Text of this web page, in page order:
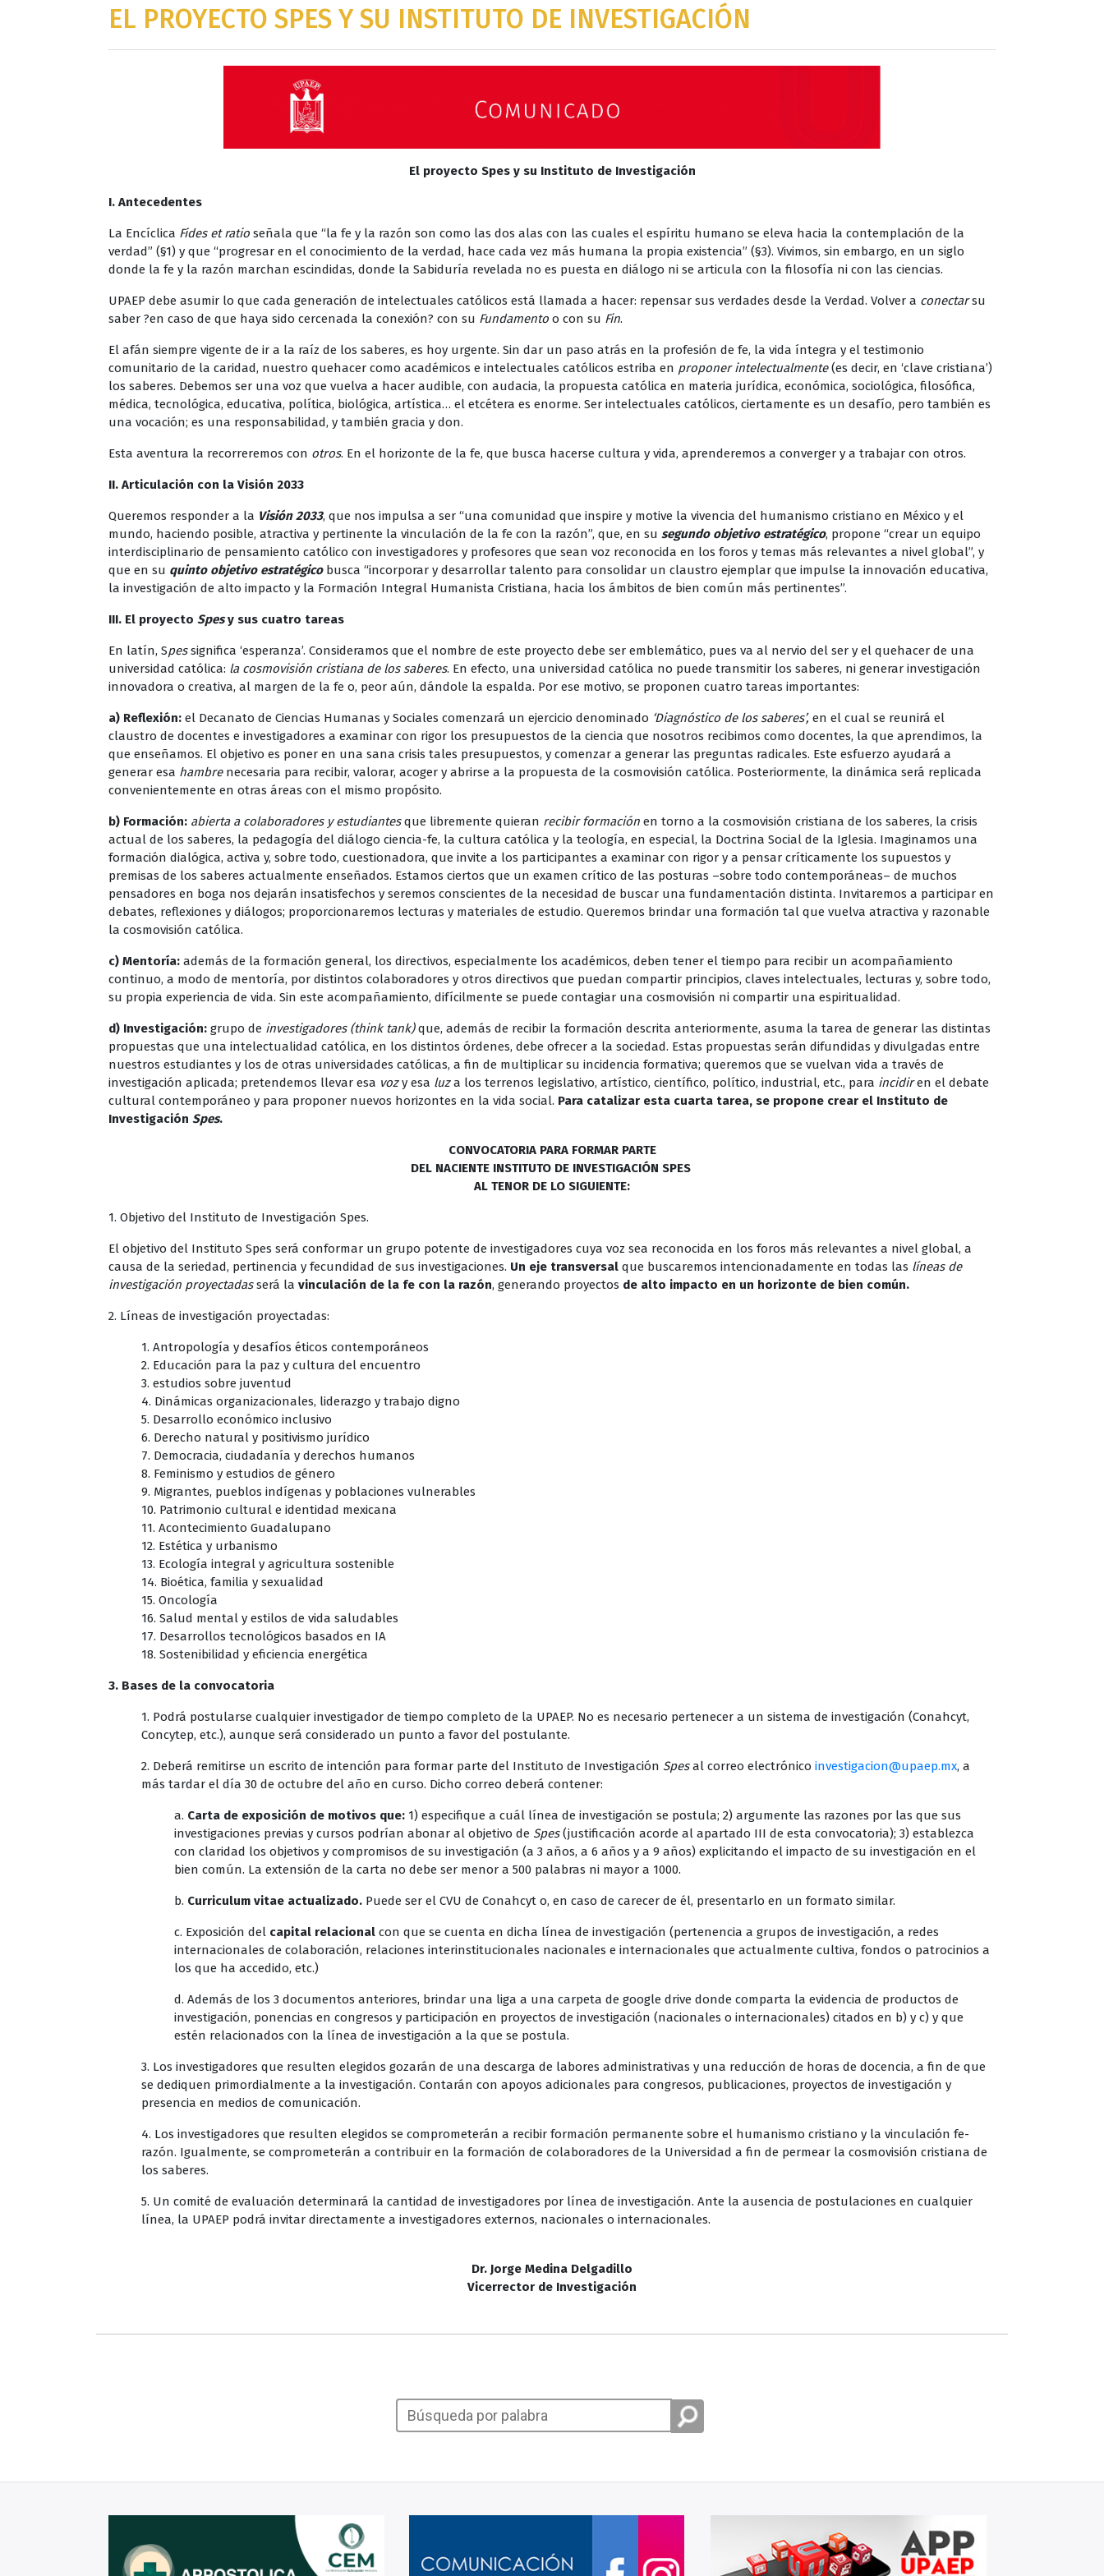
EL PROYECTO SPES Y SU INSTITUTO DE INVESTIGACIÓN
El proyecto Spes y su Instituto de Investigación
I. Antecedentes
La Encíclica Fides et ratio señala que “la fe y la razón son como las dos alas con las cuales el espíritu humano se eleva hacia la contemplación de la
verdad” (§1) y que “progresar en el conocimiento de la verdad, hace cada vez más humana la propia existencia” (§3). Vivimos, sin embargo, en un siglo
donde la fe y la razón marchan escindidas, donde la Sabiduría revelada no es puesta en diálogo ni se articula con la filosofía ni con las ciencias.
UPAEP debe asumir lo que cada generación de intelectuales católicos está llamada a hacer: repensar sus verdades desde la Verdad. Volver a conectarsu
saber ?en caso de que haya sido cercenada la conexión? con su Fundamento o con su Fin.
El afán siempre vigente de ir a la raíz de los saberes, es hoy urgente. Sin dar un paso atrás en la profesión de fe, la vida íntegra y el testimonio
comunitario de la caridad, nuestro quehacer como académicos e intelectuales católicos estriba en proponer intelectualmente(es decir, en ‘clave cristiana’)
los saberes. Debemos ser una voz que vuelva a hacer audible, con audacia, la propuesta católica en materia jurídica, económica, sociológica, filosófica,
médica, tecnológica, educativa, política, biológica, artística… el etcétera es enorme. Ser intelectuales católicos, ciertamente es un desafío, pero también es
una vocación; es una responsabilidad, y también gracia y don.
Esta aventura la recorreremos con otros. En el horizonte de la fe, que busca hacerse cultura y vida, aprenderemos a converger y a trabajar con otros.
II. Articulación con la Visión 2033
Queremos responder a la Visión 2033, que nos impulsa a ser “una comunidad que inspire y motive la vivencia del humanismo cristiano en México y el
mundo, haciendo posible, atractiva y pertinente la vinculación de la fe con la razón”, que, en su segundo objetivo estratégico, propone “crear un equipo
interdisciplinario de pensamiento católico con investigadores y profesores que sean voz reconocida en los foros y temas más relevantes a nivel global”, y
que en su quinto objetivo estratégicobusca “incorporar y desarrollar talento para consolidar un claustro ejemplar que impulse la innovación educativa,
la investigación de alto impacto y la Formación Integral Humanista Cristiana, hacia los ámbitos de bien común más pertinentes”.
III. El proyecto Spesy sus cuatro tareas
En latín, Spessignifica ‘esperanza’. Consideramos que el nombre de este proyecto debe ser emblemático, pues va al nervio del ser y el quehacer de una
universidad católica: la cosmovisión cristiana de los saberes. En efecto, una universidad católica no puede transmitir los saberes, ni generar investigación
innovadora o creativa, al margen de la fe o, peor aún, dándole la espalda. Por ese motivo, se proponen cuatro tareas importantes:
a) Reflexión: el Decanato de Ciencias Humanas y Sociales comenzará un ejercicio denominado ‘Diagnóstico de los saberes’, en el cual se reunirá el
claustro de docentes e investigadores a examinar con rigor los presupuestos de la ciencia que nosotros recibimos como docentes, la que aprendimos, la
que enseñamos. El objetivo es poner en una sana crisis tales presupuestos, y comenzar a generar las preguntas radicales. Este esfuerzo ayudará a
generar esa hambre necesaria para recibir, valorar, acoger y abrirse a la propuesta de la cosmovisión católica. Posteriormente, la dinámica será replicada
convenientemente en otras áreas con el mismo propósito.
b) Formación: abierta a colaboradores y estudiantesque libremente quieran recibir formación en torno a la cosmovisión cristiana de los saberes, la crisis
actual de los saberes, la pedagogía del diálogo ciencia-fe, la cultura católica y la teología, en especial, la Doctrina Social de la Iglesia. Imaginamos una
formación dialógica, activa y, sobre todo, cuestionadora, que invite a los participantes a examinar con rigor y a pensar críticamente los supuestos y
premisas de los saberes actualmente enseñados. Estamos ciertos que un examen crítico de las posturas –sobre todo contemporáneas– de muchos
pensadores en boga nos dejarán insatisfechos y seremos conscientes de la necesidad de buscar una fundamentación distinta. Invitaremos a participar en
debates, reflexiones y diálogos; proporcionaremos lecturas y materiales de estudio. Queremos brindar una formación tal que vuelva atractiva y razonable
la cosmovisión católica.
c) Mentoría: además de la formación general, los directivos, especialmente los académicos, deben tener el tiempo para recibir un acompañamiento
continuo, a modo de mentoría, por distintos colaboradores y otros directivos que puedan compartir principios, claves intelectuales, lecturas y, sobre todo,
su propia experiencia de vida. Sin este acompañamiento, difícilmente se puede contagiar una cosmovisión ni compartir una espiritualidad.
d) Investigación: grupo de investigadores (think tank)que, además de recibir la formación descrita anteriormente, asuma la tarea de generar las distintas
propuestas que una intelectualidad católica, en los distintos órdenes, debe ofrecer a la sociedad. Estas propuestas serán difundidas y divulgadas entre
nuestros estudiantes y los de otras universidades católicas, a fin de multiplicar su incidencia formativa; queremos que se vuelvan vida a través de
investigación aplicada; pretendemos llevar esa vozy esa luza los terrenos legislativo, artístico, científico, político, industrial, etc., para incidiren el debate
cultural contemporáneo y para proponer nuevos horizontes en la vida social. Para catalizar esta cuarta tarea, se propone crear el Instituto de
Investigación Spes.
CONVOCATORIA PARA FORMAR PARTE
DEL NACIENTE INSTITUTO DE INVESTIGACIÓN SPES
AL TENOR DE LO SIGUIENTE:
1. Objetivo del Instituto de Investigación Spes.
El objetivo del Instituto Spes será conformar un grupo potente de investigadores cuya voz sea reconocida en los foros más relevantes a nivel global, a
causa de la seriedad, pertinencia y fecundidad de sus investigaciones. Un eje transversal que buscaremos intencionadamente en todas las líneas de
investigación proyectadasserá la vinculación de la fe con la razón, generando proyectos de alto impacto en un horizonte de bien común.
2. Líneas de investigación proyectadas:
1. Antropología y desafíos éticos contemporáneos
2. Educación para la paz y cultura del encuentro
3. estudios sobre juventud
4. Dinámicas organizacionales, liderazgo y trabajo digno
5. Desarrollo económico inclusivo
6. Derecho natural y positivismo jurídico
7. Democracia, ciudadanía y derechos humanos
8. Feminismo y estudios de género
9. Migrantes, pueblos indígenas y poblaciones vulnerables
10. Patrimonio cultural e identidad mexicana
11. Acontecimiento Guadalupano
12. Estética y urbanismo
13. Ecología integral y agricultura sostenible
14. Bioética, familia y sexualidad
15. Oncología
16. Salud mental y estilos de vida saludables
17. Desarrollos tecnológicos basados en IA
18. Sostenibilidad y eficiencia energética
3. Bases de la convocatoria
1. Podrá postularse cualquier investigador de tiempo completo de la UPAEP. No es necesario pertenecer a un sistema de investigación (Conahcyt,
Concytep, etc.), aunque será considerado un punto a favor del postulante.
2. Deberá remitirse un escrito de intención para formar parte del Instituto de Investigación Spesal correo electrónico investigacion@upaep.mx, a
más tardar el día 30 de octubre del año en curso. Dicho correo deberá contener:
a. Carta de exposición de motivos que: 1) especifique a cuál línea de investigación se postula; 2) argumente las razones por las que sus
investigaciones previas y cursos podrían abonar al objetivo de Spes(justificación acorde al apartado III de esta convocatoria); 3) establezca
con claridad los objetivos y compromisos de su investigación (a 3 años, a 6 años y a 9 años) explicitando el impacto de su investigación en el
bien común. La extensión de la carta no debe ser menor a 500 palabras ni mayor a 1000.
b. Curriculum vitae actualizado. Puede ser el CVU de Conahcyt o, en caso de carecer de él, presentarlo en un formato similar.
c. Exposición del capital relacional con que se cuenta en dicha línea de investigación (pertenencia a grupos de investigación, a redes
internacionales de colaboración, relaciones interinstitucionales nacionales e internacionales que actualmente cultiva, fondos o patrocinios a
los que ha accedido, etc.)
d. Además de los 3 documentos anteriores, brindar una liga a una carpeta de google drive donde comparta la evidencia de productos de
investigación, ponencias en congresos y participación en proyectos de investigación (nacionales o internacionales) citados en b) y c) y que
estén relacionados con la línea de investigación a la que se postula.
3. Los investigadores que resulten elegidos gozarán de una descarga de labores administrativas y una reducción de horas de docencia, a fin de que
se dediquen primordialmente a la investigación. Contarán con apoyos adicionales para congresos, publicaciones, proyectos de investigación y
presencia en medios de comunicación.
4. Los investigadores que resulten elegidos se comprometerán a recibir formación permanente sobre el humanismo cristiano y la vinculación fe-
razón. Igualmente, se comprometerán a contribuir en la formación de colaboradores de la Universidad a fin de permear la cosmovisión cristiana de
los saberes.
5. Un comité de evaluación determinará la cantidad de investigadores por línea de investigación. Ante la ausencia de postulaciones en cualquier
línea, la UPAEP podrá invitar directamente a investigadores externos, nacionales o internacionales.
Dr. Jorge Medina Delgadillo
Vicerrector de Investigación